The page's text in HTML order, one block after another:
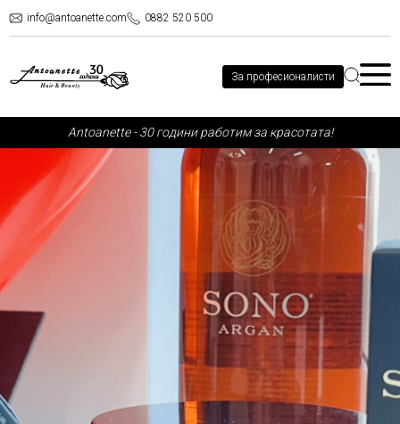
info@antoanette.com 0882 520 500
За професионалисти
Аntoanette - 30 години работим за красотата!